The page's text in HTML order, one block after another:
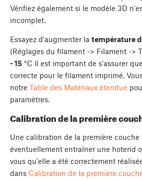
Vérifiez également si le modèle 3D
incomplet.
Essayez d'augmenter la température
(Réglages du filament -> Filament ->
- 15 °C Il est important de s'assurer
correcte pour le filament imprimé.
notre Table des Matériaux étendue
paramètres.
Calibration de la première
Une calibration de la première
éventuellement entraîner une hotend
vous qu'elle a été correctement
dans Calibration de la première